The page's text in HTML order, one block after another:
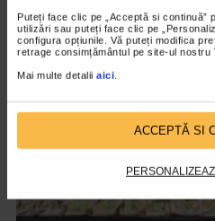
Puteți face clic pe „Acceptă si continuă”
utilizări sau puteți face clic pe
configura opțiunile. Vă puteți modifica
retrage consimțământul pe site-ul nostru
Mai multe detalii aici
ACCEPTĂ SI
VIDEO